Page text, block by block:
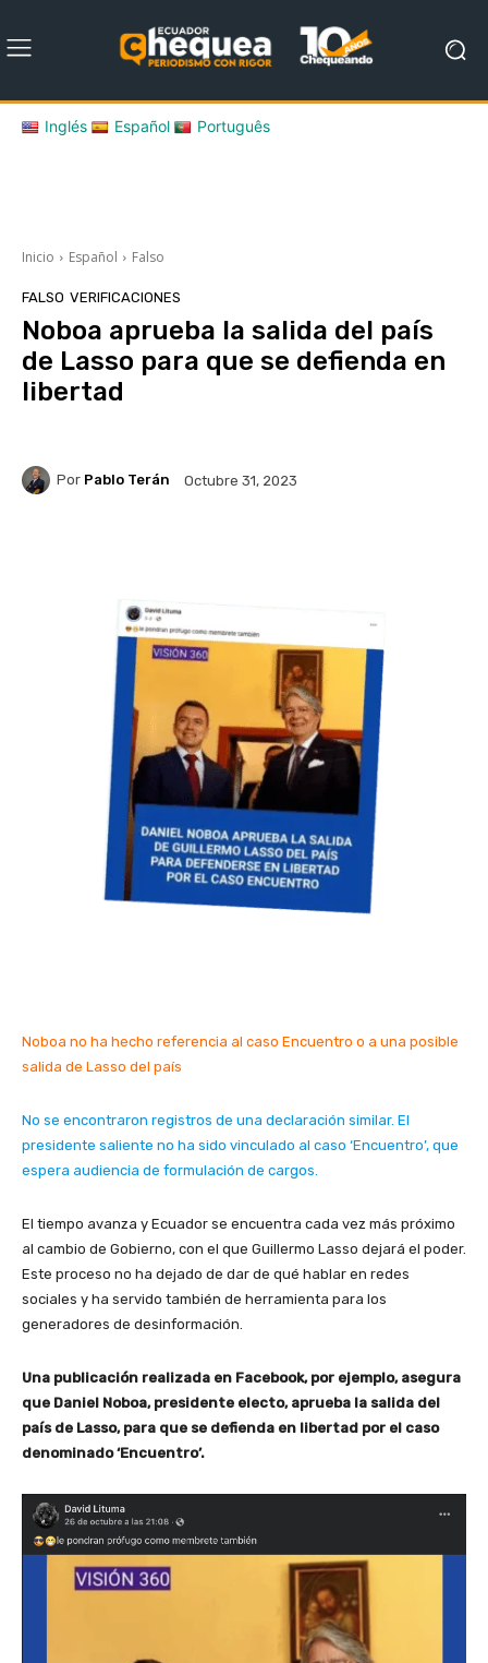
Inglés Español Português
Inicio Español Falso
FALSO VERIFICACIONES
Noboa aprueba la salida del país
de Lasso para que se defienda en
libertad
Por Pablo Terán Octubre 31, 2023
Noboa no ha hecho referencia al caso Encuentro o a una posible
salida de Lasso del país
No se encontraron registros de una declaración similar. El
presidente saliente no ha sido vinculado al caso ‘Encuentro’, que
espera audiencia de formulación de cargos.
El tiempo avanza y Ecuador se encuentra cada vez más próximo
al cambio de Gobierno, con el que Guillermo Lasso dejará el poder.
Este proceso no ha dejado de dar de qué hablar en redes
sociales y ha servido también de herramienta para los
generadores de desinformación.
Una publicación realizada en Facebook, por ejemplo, asegura
que Daniel Noboa, presidente electo, aprueba la salida del
país de Lasso, para que se defienda en libertad por el caso
denominado ‘Encuentro’.